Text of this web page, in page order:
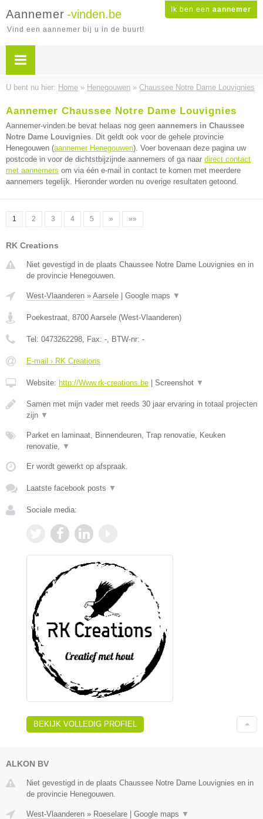
Ik ben een aannemer
Aannemer -vinden.be
Vind een aannemer bij u in de buurt!
U bent nu hier: Home » Henegouwen » Chaussee Notre Dame Louvignies
Aannemer Chaussee Notre Dame Louvignies
Aannemer-vinden.be bevat helaas nog geen aannemers in Chaussee
Notre Dame Louvignies. Dit geldt ook voor de gehele provincie
Henegouwen (aannemer Henegouwen). Voer bovenaan deze pagina uw
postcode in voor de dichtstbijzijnde aannemers of ga naar direct contact
met aannemers om via één e-mail in contact te komen met meerdere
aannemers tegelijk. Hieronder worden nu overige resultaten getoond.
1 2 3 4 5 » »»
RK Creations
Niet gevestigd in de plaats Chaussee Notre Dame Louvignies en in
de provincie Henegouwen.
West-Vlaanderen » Aarsele Google maps ▼
Poekestraat, 8700 Aarsele (West-Vlaanderen)
Tel: 0473262298, Fax: -, BTW-nr: -
E-mail › RK Creations
Website: http://Www.rk-creations.be Screenshot ▼
Samen met mijn vader met reeds 30 jaar ervaring in totaal projecten
zijn ▼
Parket en laminaat, Binnendeuren, Trap renovatie, Keuken
renovatie, ▼
Er wordt gewerkt op afspraak.
Laatste facebook posts ▼
Sociale media:
BEKIJK VOLLEDIG PROFIEL
ALKON BV
Niet gevestigd in de plaats Chaussee Notre Dame Louvignies en in
de provincie Henegouwen.
West-Vlaanderen » Roeselare Google maps ▼